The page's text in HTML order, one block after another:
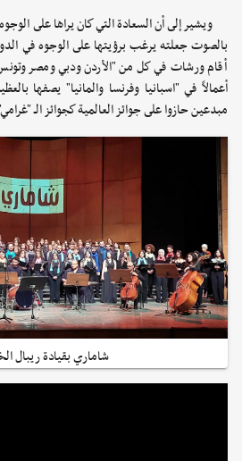
ويشير إلى أن السعادة التي كان يراها على
بالصوت جعلته يرغب برؤيتها على الوجوه في
أقام ورشات في كل من "الأردن ودبي ومصر
أعمالاً في "اسبانيا وفرنسا والمانيا" يصفها
مبدعين حازوا على جوائز العالمية كجوائز الـ
شاماري بقيادة ريبال